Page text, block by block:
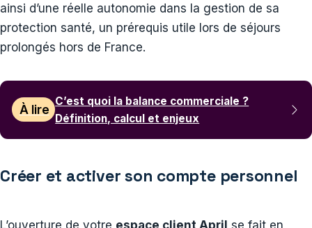
ainsi d’une réelle autonomie dans la gestion de sa
protection santé, un prérequis utile lors de séjours
prolongés hors de France.
À lire
C’est quoi la balance commerciale ?
Définition, calcul et enjeux
Créer et activer son compte personnel
L’ouverture de votre espace client April se fait en